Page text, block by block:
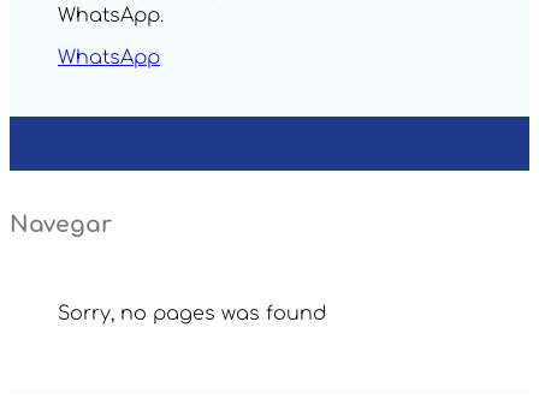
WhatsApp.
WhatsApp
Navegar
Sorry, no pages was found